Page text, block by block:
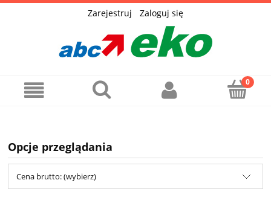
Zarejestruj Zaloguj się
Opcje przeglądania
Cena brutto: (wybierz)